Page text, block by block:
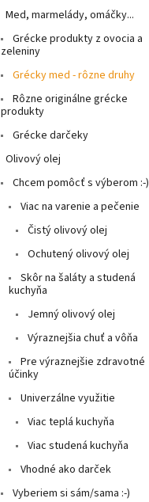
Med, marmelády, omáčky...
Grécke produkty z ovocia a
zeleniny
Grécky med - rôzne druhy
Rôzne originálne grécke
produkty
Grécke darčeky
Olivový olej
Chcem pomôcť s výberom :-)
Viac na varenie a pečenie
Čistý olivový olej
Ochutený olivový olej
Skôr na šaláty a studená
kuchyňa
Jemný olivový olej
Výraznejšia chuť a vôňa
Pre výraznejšie zdravotné
účinky
Univerzálne využitie
Viac teplá kuchyňa
Viac studená kuchyňa
Vhodné ako darček
Vyberiem si sám/sama :-)